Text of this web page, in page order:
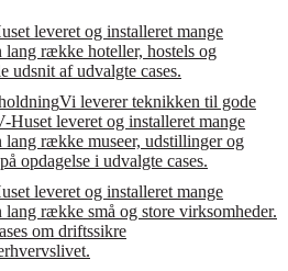
leveret og installeret mange
række hoteller, hostels og
udsnit af udvalgte cases.
Vi leverer teknikken til gode
Huset leveret og installeret mange
række museer, udstillinger og
opdagelse i udvalgte cases.
leveret og installeret mange
række små og store virksomheder.
om driftssikre